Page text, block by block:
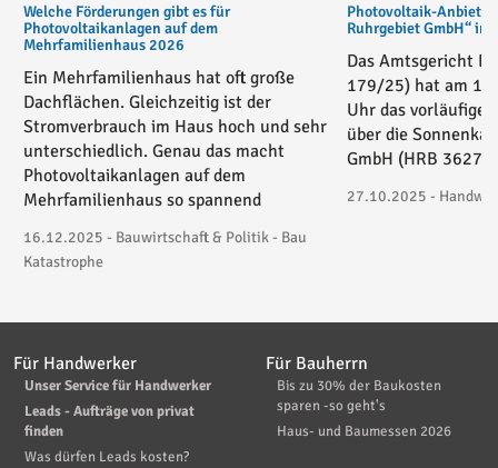
Welche Förderungen gibt es für
Photovoltaikanlagen auf dem
Mehrfamilienhaus 2026
Ein Mehrfamilienhaus hat oft große
Dachflächen. Gleichzeitig ist der
Stromverbrauch im Haus hoch und sehr
unterschiedlich. Genau das macht
Photovoltaikanlagen auf dem
Mehrfamilienhaus so spannend
16.12.2025 - Bauwirtschaft & Politik - Bau
Katastrophe
Photovoltaik-Anbieter
Ruhrgebiet GmbH“ in
Das Amtsgericht
179/25) hat am
Uhr das vorläufige
über die
GmbH (HRB
27.10.2025 -
Für Handwerker
Unser Service für Handwerker
Leads - Aufträge von privat
finden
Was dürfen Leads kosten?
Für Bauherrn
Bis zu 30% der Baukosten
sparen -so geht's
Haus- und Baumessen 2026